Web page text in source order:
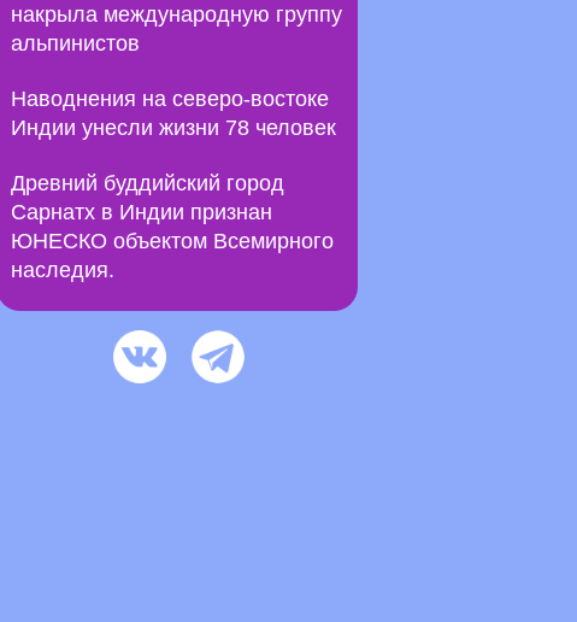
накрыла международную группу
альпинистов
Наводнения на северо-востоке
Индии унесли жизни 78 человек
Древний буддийский город
Сарнатх в Индии признан
ЮНЕСКО объектом Всемирного
наследия.